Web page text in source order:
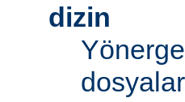
dizin